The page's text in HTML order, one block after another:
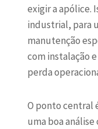
exigir a apólice.
industrial, para
manutenção
com instalação
perda
O ponto central
uma boa